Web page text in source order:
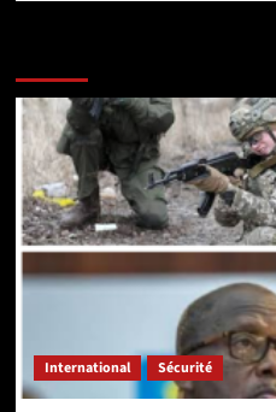
International Sécurité